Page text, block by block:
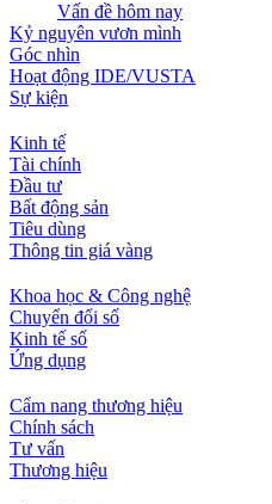
Vấn đề hôm nay
Kỷ nguyên vươn mình
Góc nhìn
Hoạt động IDE/VUSTA
Sự kiện
Kinh tế
Tài chính
Đầu tư
Bất động sản
Tiêu dùng
Thông tin giá vàng
Khoa học & Công nghệ
Chuyển đổi số
Kinh tế số
Ứng dụng
Cẩm nang thương hiệu
Chính sách
Tư vấn
Thương hiệu